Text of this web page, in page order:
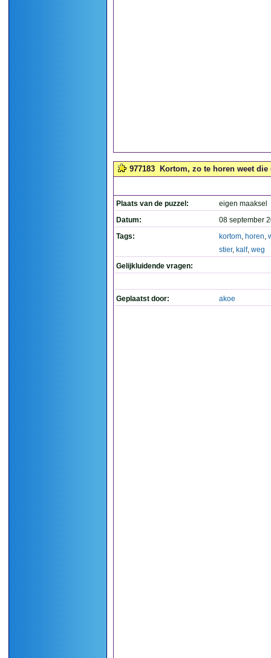
977183 Kortom, zo te horen weet
Plaats van de puzzel:
eigen maaksel
Datum:
08 september
Tags:
kortom, horen,
stier, kalf, weg
Gelijkluidende vragen:
Geplaatst door: akoe